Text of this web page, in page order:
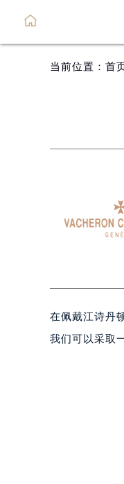
当前位置： 首
在佩戴江诗丹
我们可以采取